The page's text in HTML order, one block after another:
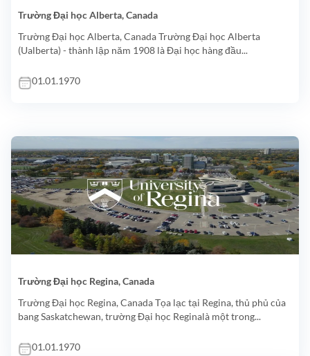
Trường Đại học Alberta, Canada
Trường Đại học Alberta, Canada Trường Đại học Alberta
(Ualberta) - thành lập năm 1908 là Đại học hàng đầu...
01.01.1970
Trường Đại học Regina, Canada
Trường Đại học Regina, Canada Tọa lạc tại Regina, thủ phủ của
bang Saskatchewan, trường Đại học Reginalà một trong...
01.01.1970